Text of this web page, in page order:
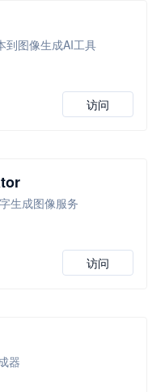
到图像生成AI工具
访问
生成图像服务
访问
器